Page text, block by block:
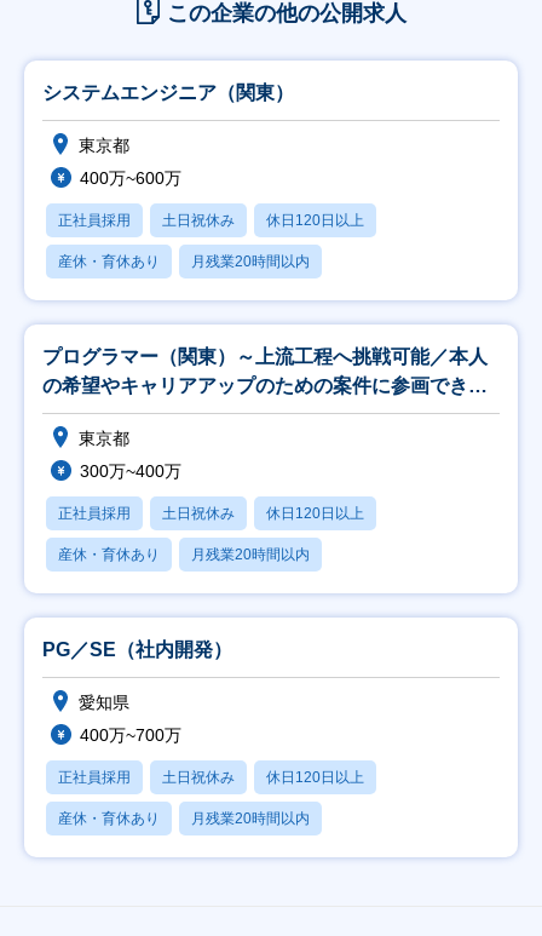
この企業の他の公開求人
システムエンジニア（関東）
東京都
400万~600万
正社員採用 土日祝休み 休日120日以上
産休・育休あり 月残業20時間以内
プログラマー（関東）～上流工程へ挑戦可能／本人
の希望やキャリアアップのための案件に参画できま
す～
東京都
300万~400万
正社員採用 土日祝休み 休日120日以上
産休・育休あり 月残業20時間以内
PG／SE（社内開発）
愛知県
400万~700万
正社員採用 土日祝休み 休日120日以上
産休・育休あり 月残業20時間以内